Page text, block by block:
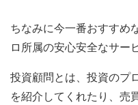
ちなみに今一番おすすめ
ロ所属の安心安全なサー
投資顧問とは、投資のプ
を紹介してくれたり、売